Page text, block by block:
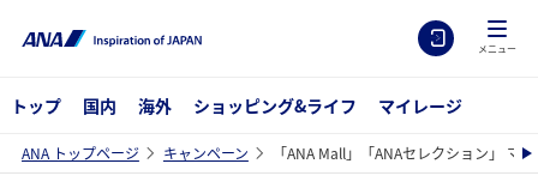
メニュー
トップ 国内 海外 ショッピング&ライフ マイレージ
ANA トップページ キャンペーン 「ANA Mall」「ANAセレクション」 マ